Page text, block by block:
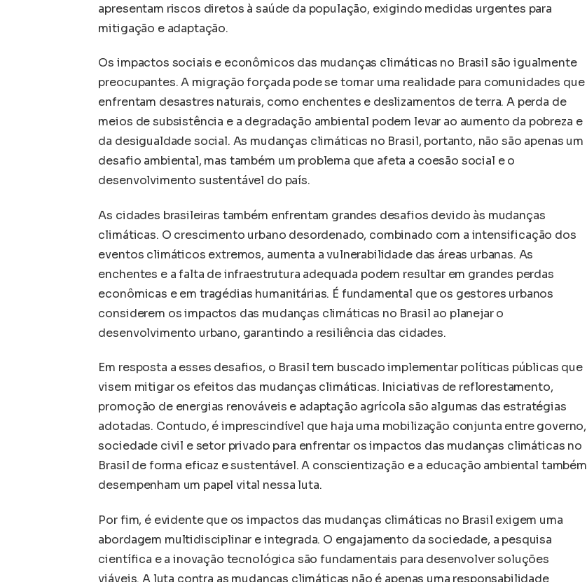
apresentam riscos diretos à saúde da população, exigindo medidas urgentes para
mitigação e adaptação.
Os impactos sociais e econômicos das mudanças climáticas no Brasil são igualmente
preocupantes. A migração forçada pode se tornar uma realidade para comunidades que
enfrentam desastres naturais, como enchentes e deslizamentos de terra. A perda de
meios de subsistência e a degradação ambiental podem levar ao aumento da pobreza e
da desigualdade social. As mudanças climáticas no Brasil, portanto, não são apenas um
desafio ambiental, mas também um problema que afeta a coesão social e o
desenvolvimento sustentável do país.
As cidades brasileiras também enfrentam grandes desafios devido às mudanças
climáticas. O crescimento urbano desordenado, combinado com a intensificação dos
eventos climáticos extremos, aumenta a vulnerabilidade das áreas urbanas. As
enchentes e a falta de infraestrutura adequada podem resultar em grandes perdas
econômicas e em tragédias humanitárias. É fundamental que os gestores urbanos
considerem os impactos das mudanças climáticas no Brasil ao planejar o
desenvolvimento urbano, garantindo a resiliência das cidades.
Em resposta a esses desafios, o Brasil tem buscado implementar políticas públicas que
visem mitigar os efeitos das mudanças climáticas. Iniciativas de reflorestamento,
promoção de energias renováveis e adaptação agrícola são algumas das estratégias
adotadas. Contudo, é imprescindível que haja uma mobilização conjunta entre governo,
sociedade civil e setor privado para enfrentar os impactos das mudanças climáticas no
Brasil de forma eficaz e sustentável. A conscientização e a educação ambiental também
desempenham um papel vital nessa luta.
Por fim, é evidente que os impactos das mudanças climáticas no Brasil exigem uma
abordagem multidisciplinar e integrada. O engajamento da sociedade, a pesquisa
científica e a inovação tecnológica são fundamentais para desenvolver soluções
viáveis. A luta contra as mudanças climáticas não é apenas uma responsabilidade